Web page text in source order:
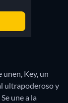
unen, Key, un
ultrapoderoso y
une a la